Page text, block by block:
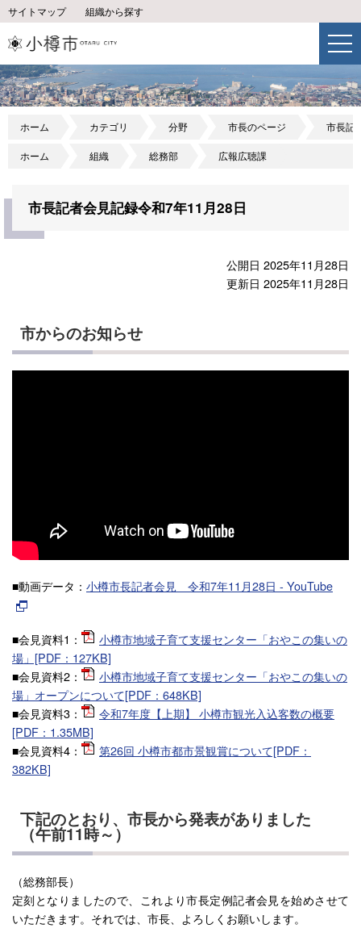
サイトマップ 組織から探す
ホーム カテゴリ 分野 市長のページ 市長記
ホーム 組織 総務部 広報広聴課
市長記者会見記録令和7年11月28日
公開日 2025年11月28日
更新日 2025年11月28日
市からのお知らせ
■動画データ： 小樽市長記者会見 令和7年11月28日 - YouTube
■会見資料1：
小樽市地域子育て支援センター「おやこの集いの
場」[PDF：127KB]
■会見資料2：
小樽市地域子育て支援センター「おやこの集いの
場」オープンについて[PDF：648KB]
■会見資料3：
令和7年度【上期】 小樽市観光入込客数の概要
[PDF：1.35MB]
■会見資料4：
第26回 小樽市都市景観賞について[PDF：
382KB]
下記のとおり、市長から発表がありました
（午前11時～）
（総務部長）
定刻となりましたので、これより市長定例記者会見を始めさせて
いただきます。それでは、市長、よろしくお願いします。